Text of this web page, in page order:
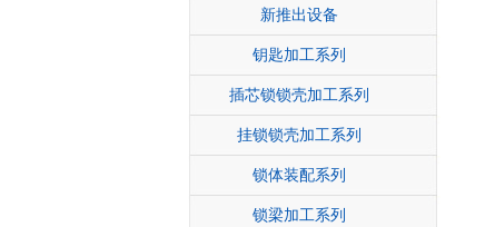
新推出设备
钥匙加工系列
插芯锁锁壳加工系列
挂锁锁壳加工系列
锁体装配系列
锁梁加工系列